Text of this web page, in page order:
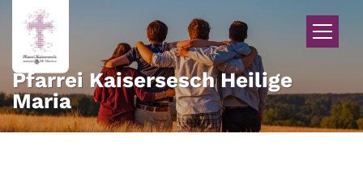
Zum Inhalt springen
Pfarrei Kaisersesch Heilige
Maria